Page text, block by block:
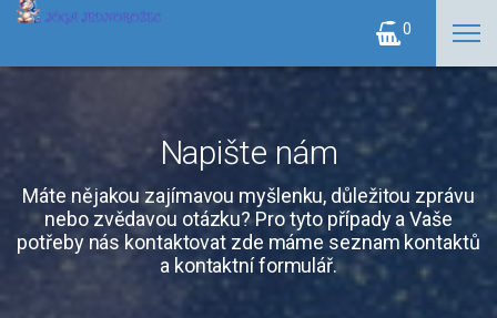
0
Napište nám
Máte nějakou zajímavou myšlenku, důležitou zprávu
nebo zvědavou otázku? Pro tyto případy a Vaše
potřeby nás kontaktovat zde máme seznam kontaktů
a kontaktní formulář.